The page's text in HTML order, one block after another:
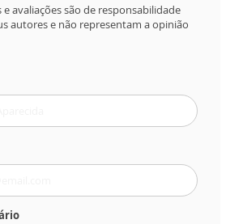
avaliações são de responsabilidade
autores e não representam a opinião